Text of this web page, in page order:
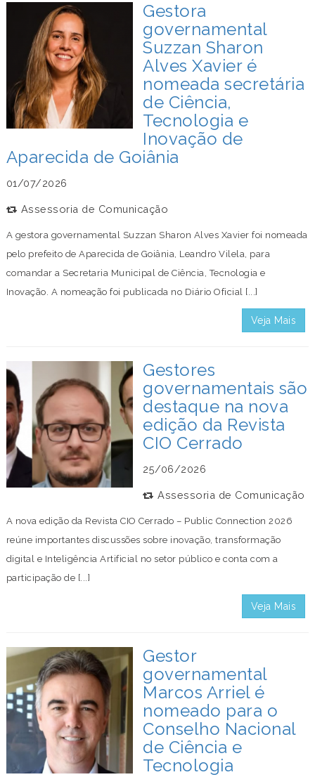
Gestora
governamental
Suzzan Sharon
Alves Xavier é
nomeada secretária
de Ciência,
Tecnologia e
Inovação de
Aparecida de Goiânia
01/07/2026
Assessoria de Comunicação
A gestora governamental Suzzan Sharon Alves Xavier foi nomeada
pelo prefeito de Aparecida de Goiânia, Leandro Vilela, para
comandar a Secretaria Municipal de Ciência, Tecnologia e
Inovação. A nomeação foi publicada no Diário Oficial [...]
Veja Mais
Gestores
governamentais são
destaque na nova
edição da Revista
CIO Cerrado
25/06/2026
Assessoria de Comunicação
A nova edição da Revista CIO Cerrado – Public Connection 2026
reúne importantes discussões sobre inovação, transformação
digital e Inteligência Artificial no setor público e conta com a
participação de [...]
Veja Mais
Gestor
governamental
Marcos Arriel é
nomeado para o
Conselho Nacional
de Ciência e
Tecnologia